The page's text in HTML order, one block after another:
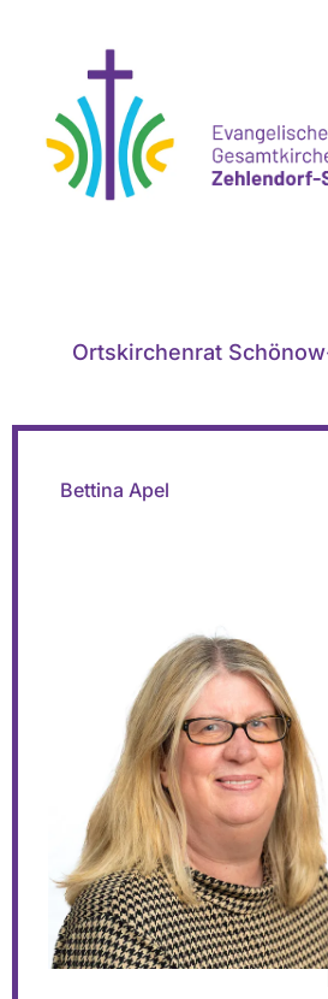
Ortskirchenrat
Bettina Apel